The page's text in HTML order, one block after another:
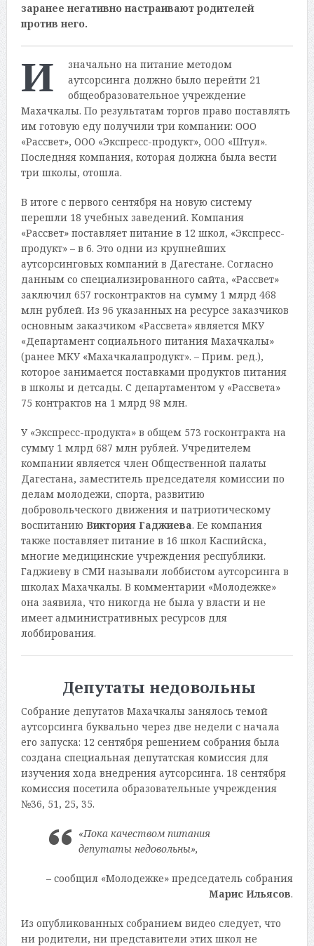
заранее негативно настраивают родителей
против него.
И
значально на питание методом
аутсорсинга должно было перейти 21
общеобразовательное учреждение
Махачкалы. По результатам торгов право поставлять
им готовую еду получили три компании: ООО
«Рассвет», ООО «Экспресс-продукт», ООО «Штул».
Последняя компания, которая должна была вести
три школы, отошла.
В итоге с первого сентября на новую систему
перешли 18 учебных заведений. Компания
«Рассвет» поставляет питание в 12 школ, «Экспресс-
продукт» – в 6. Это одни из крупнейших
аутсорсинговых компаний в Дагестане. Согласно
данным со специализированного сайта, «Рассвет»
заключил 657 госконтрактов на сумму 1 млрд 468
млн рублей. Из 96 указанных на ресурсе заказчиков
основным заказчиком «Рассвета» является МКУ
«Департамент социального питания Махачкалы»
(ранее МКУ «Махачкалапродукт». – Прим. ред.),
которое занимается поставками продуктов питания
в школы и детсады. С департаментом у «Рассвета»
75 контрактов на 1 млрд 98 млн.
У «Экспресс-продукта» в общем 573 госконтракта на
сумму 1 млрд 687 млн рублей. Учредителем
компании является член Общественной палаты
Дагестана, заместитель председателя комиссии по
делам молодежи, спорта, развитию
добровольческого движения и патриотическому
воспитанию Виктория Гаджиева. Ее компания
также поставляет питание в 16 школ Каспийска,
многие медицинские учреждения республики.
Гаджиеву в СМИ называли лоббистом аутсорсинга в
школах Махачкалы. В комментарии «Молодежке»
она заявила, что никогда не была у власти и не
имеет административных ресурсов для
лоббирования.
Депутаты недовольны
Собрание депутатов Махачкалы занялось темой
аутсорсинга буквально через две недели с начала
его запуска: 12 сентября решением собрания была
создана специальная депутатская комиссия для
изучения хода внедрения аутсорсинга. 18 сентября
комиссия посетила образовательные учреждения
№36, 51, 25, 35.
«Пока качеством питания
депутаты недовольны»,
– сообщил «Молодежке» председатель собрания
Марис Ильясов.
Из опубликованных собранием видео следует, что
ни родители, ни представители этих школ не